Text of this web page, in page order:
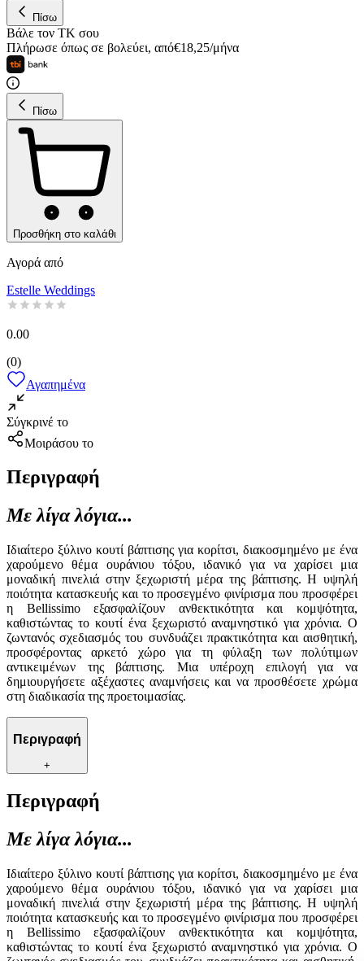
Πίσω
Βάλε τον ΤΚ σου
Πλήρωσε όπως σε βολεύει, από€18,25/μήνα
Πίσω
Προσθήκη στο καλάθι
Αγορά από
Estelle Weddings
0.00
(0)
Αγαπημένα
Σύγκρινέ το
Μοιράσου το
Περιγραφή
Με λίγα λόγια...
Ιδιαίτερο ξύλινο κουτί βάπτισης για κορίτσι, διακοσμημένο με ένα
χαρούμενο θέμα ουράνιου τόξου, ιδανικό για να χαρίσει μια
μοναδική πινελιά στην ξεχωριστή μέρα της βάπτισης. Η υψηλή
ποιότητα κατασκευής και το προσεγμένο φινίρισμα που προσφέρει
η Bellissimo εξασφαλίζουν ανθεκτικότητα και κομψότητα,
καθιστώντας το κουτί ένα ξεχωριστό αναμνηστικό για χρόνια. Ο
ζωντανός σχεδιασμός του συνδυάζει πρακτικότητα και αισθητική,
προσφέροντας αρκετό χώρο για τη φύλαξη των πολύτιμων
αντικειμένων της βάπτισης. Μια υπέροχη επιλογή για να
δημιουργήσετε αξέχαστες αναμνήσεις και να προσθέσετε χρώμα
στη διαδικασία της προετοιμασίας.
Περιγραφή
+
Περιγραφή
Με λίγα λόγια...
Ιδιαίτερο ξύλινο κουτί βάπτισης για κορίτσι, διακοσμημένο με ένα
χαρούμενο θέμα ουράνιου τόξου, ιδανικό για να χαρίσει μια
μοναδική πινελιά στην ξεχωριστή μέρα της βάπτισης. Η υψηλή
ποιότητα κατασκευής και το προσεγμένο φινίρισμα που προσφέρει
η Bellissimo εξασφαλίζουν ανθεκτικότητα και κομψότητα,
καθιστώντας το κουτί ένα ξεχωριστό αναμνηστικό για χρόνια. Ο